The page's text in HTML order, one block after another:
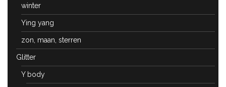
winter
Ying yang
zon, maan, sterren
Glitter
Y body